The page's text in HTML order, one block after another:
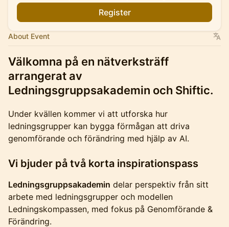
Register
About Event
Välkomna på en nätverksträff
arrangerat av
Ledningsgruppsakademin och Shiftic.
Under kvällen kommer vi att utforska hur
ledningsgrupper kan bygga förmågan att driva
genomförande och förändring med hjälp av AI.
Vi bjuder på två korta inspirationspass
Ledningsgruppsakademin delar perspektiv från sitt
arbete med ledningsgrupper och modellen
Ledningskompassen, med fokus på Genomförande &
Förändring.